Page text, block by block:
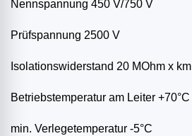
Nennspannung 450 V/750 V
Prüfspannung 2500 V
Isolationswiderstand 20 MOhm x km
Betriebstemperatur am Leiter +70°C
min. Verlegetemperatur -5°C